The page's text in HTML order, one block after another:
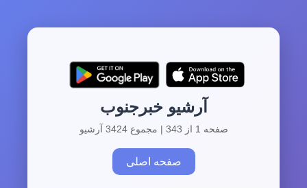
آرشیو خبرجنوب
صفحه 1 از 343 | مجموع 3424 آرشیو
صفحه اصلی